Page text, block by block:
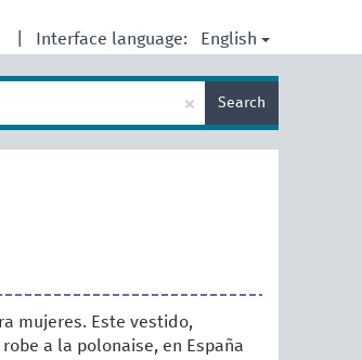
Interface language: English
× Search
mujeres. Este vestido,
a la polonaise, en España